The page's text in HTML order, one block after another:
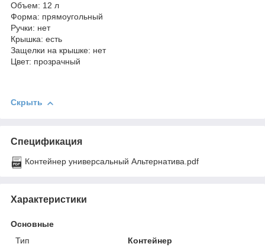
Объем: 12 л
Форма: прямоугольный
Ручки: нет
Крышка: есть
Защелки на крышке: нет
Цвет: прозрачный
Скрыть
Спецификация
Контейнер универсальный Альтернатива.pdf
Характеристики
Основные
Тип
Контейнер